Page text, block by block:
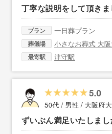
丁寧な説明をして頂きま
プラン 一日葬プラン
葬儀場 小さなお葬式 大
最寄駅 津守駅
5.0
50代 / 男性 / 大阪府
ずいぶん満足いたしまし